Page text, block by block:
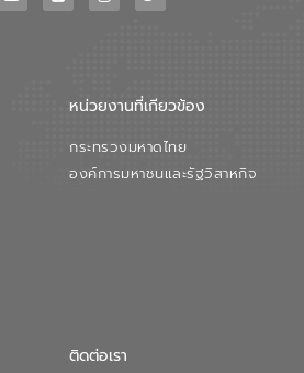
หน่วยงานที่เกียวข้อง
กระทรวงมหาดไทย
องค์การมหาชนและรัฐวิสาหกิจ
ติดต่อเรา